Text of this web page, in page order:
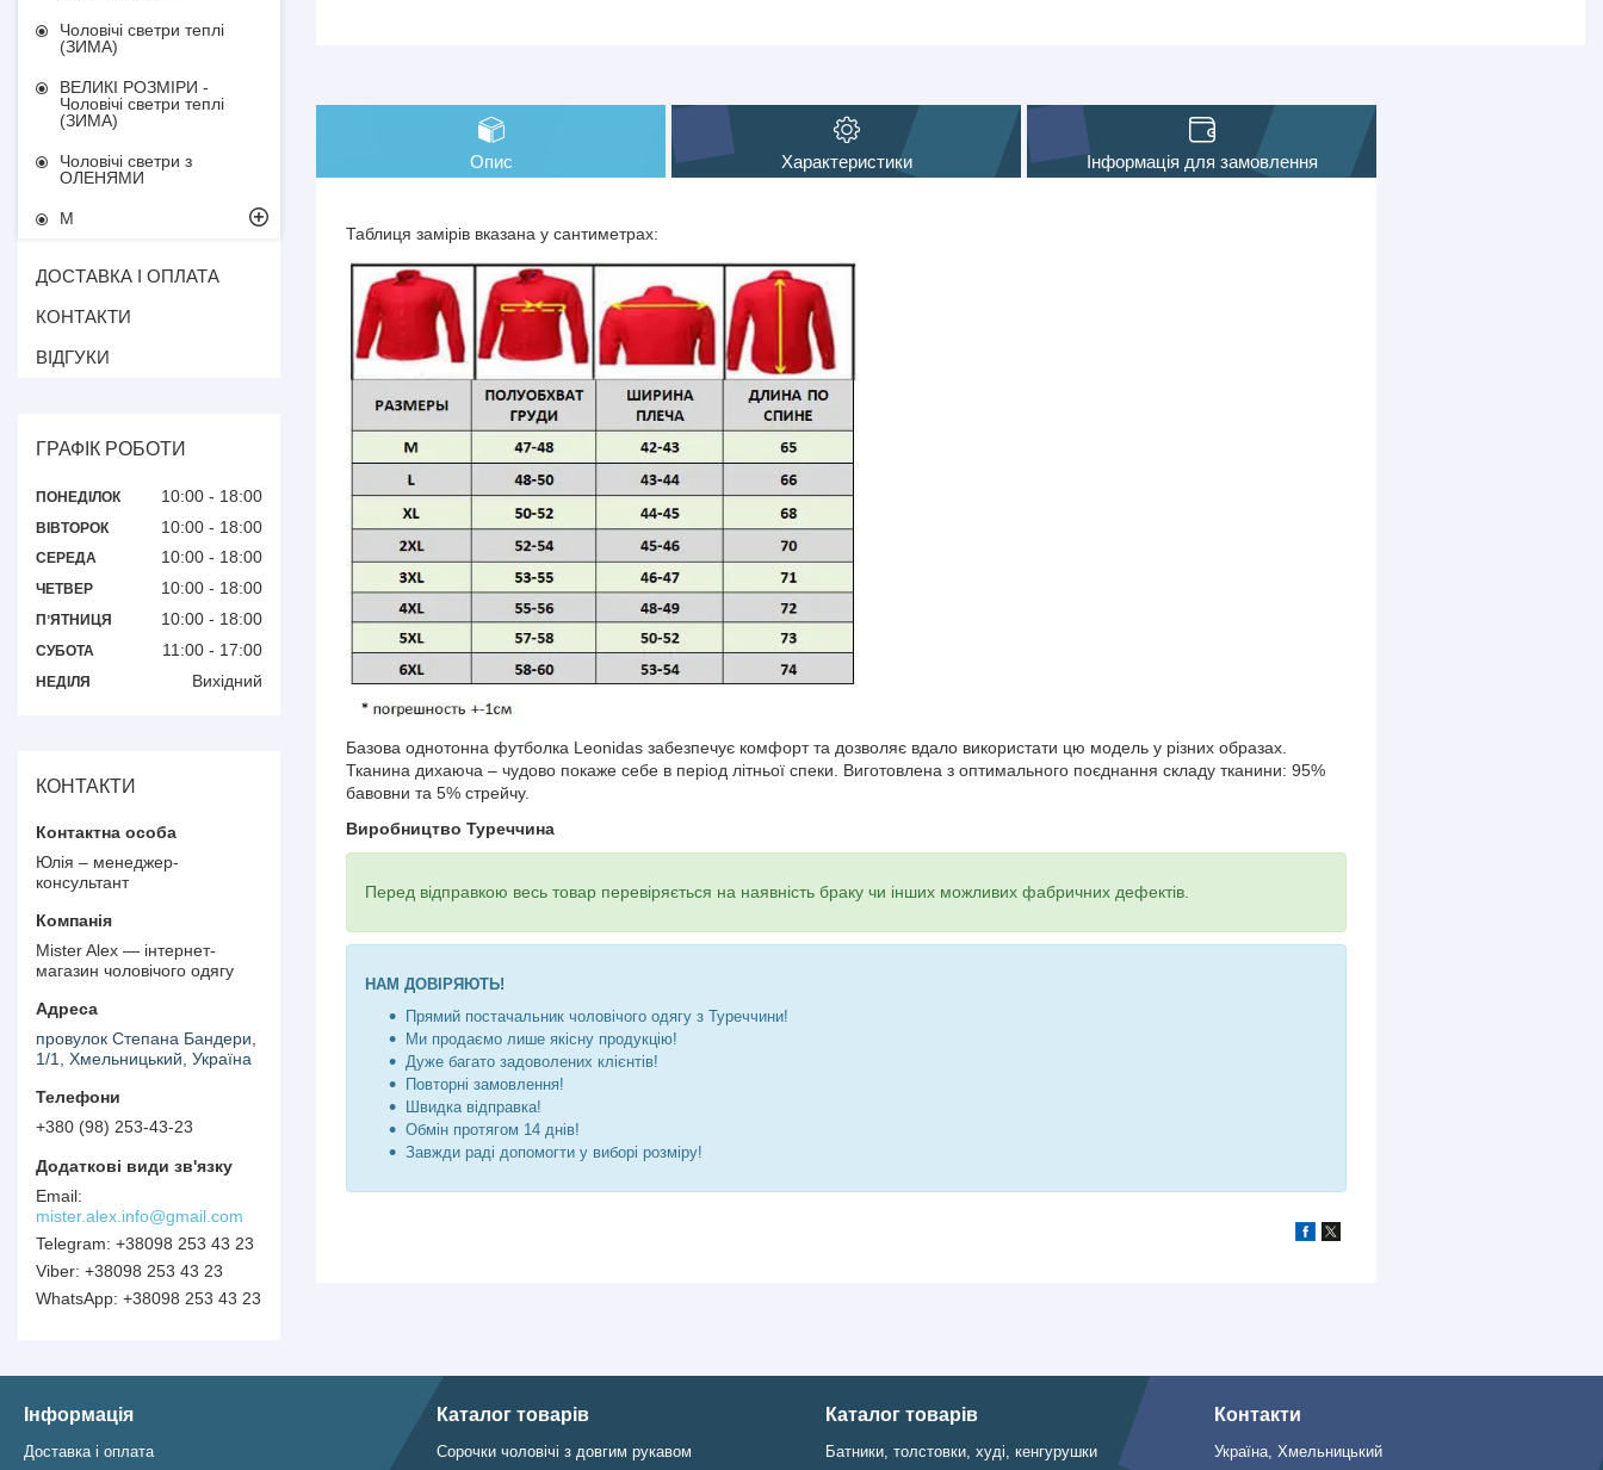
Опис Характеристики Інформація для замовлення
Таблиця замірів вказана у сантиметрах:
Базова однотонна футболка Leonidas забезпечує комфорт та дозволяє вдало використати цю модель у різних образах.
Тканина дихаюча – чудово покаже себе в період літньої спеки. Виготовлена ​​з оптимального поєднання складу тканини: 95%
бавовни та 5% стрейчу.
Виробництво Туреччина
Перед відправкою весь товар перевіряється на наявність браку чи інших можливих фабричних дефектів.
НАМ ДОВІРЯЮТЬ!
Прямий постачальник чоловічого одягу з Туреччини!
Ми продаємо лише якісну продукцію!
Дуже багато задоволених клієнтів!
Повторні замовлення!
Швидка відправка!
Обмін протягом 14 днів!
Завжди раді допомогти у виборі розміру!
Чоловічі светри теплі
(ЗИМА)
ВЕЛИКІ РОЗМІРИ -
Чоловічі светри теплі
(ЗИМА)
Чоловічі светри з
ОЛЕНЯМИ
М
ДОСТАВКА І ОПЛАТА
КОНТАКТИ
ВІДГУКИ
ГРАФІК РОБОТИ
ПОНЕДІЛОК 10:00 18:00
ВІВТОРОК 10:00 18:00
СЕРЕДА 10:00 18:00
ЧЕТВЕР 10:00 18:00
ПʼЯТНИЦЯ 10:00 18:00
СУБОТА 11:00 17:00
НЕДІЛЯ Вихідний
КОНТАКТИ
Юлія – менеджер-
консультант
Mister Alex — інтернет-
магазин чоловічого одягу
провулок Степана Бандери,
1/1, Хмельницький, Україна
+380 (98) 253-43-23
mister.alex.info@gmail.com
+38098 253 43 23
+38098 253 43 23
+38098 253 43 23
Інформація
Доставка і оплата
Каталог товарів
Сорочки чоловічі з довгим рукавом
Каталог товарів
Батники, толстовки, худі, кенгурушки
Контакти
Україна, Хмельницький